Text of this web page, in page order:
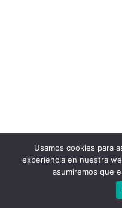
Usamos cookies para
experiencia en nuestra
asumiremos que